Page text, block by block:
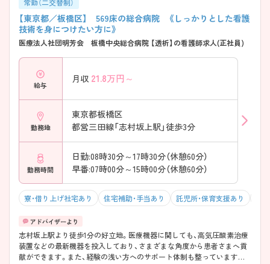
【東京都／板橋区】 569床の総合病院 《しっかりとした看護
技術を身につけたい方に》
医療法人社団明芳会 板橋中央総合病院 【透析】の看護師求人(正社員)
給与
月収 21.8万円～
勤務地
東京都板橋区
都営三田線「志村坂上駅」徒歩3分
勤務時間
日勤:08時30分～17時30分（休憩60分）
早番:07時00分～15時00分（休憩60分）
寮・借り上げ社宅あり 住宅補助・手当あり 託児所・保育支援あり
志村坂上駅より徒歩1分の好立地。医療機器に関しても、高気圧酸素治療
装置などの最新機器を投入しており、さまざまな角度から患者さまへ貢
献ができます。また、経験の浅い方へのサポート体制も整っていますの